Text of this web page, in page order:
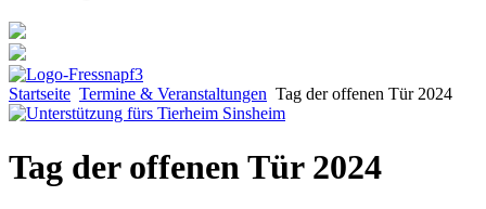
Startseite Termine & Veranstaltungen Tag der offenen Tür 2024
Tag der offenen Tür 2024